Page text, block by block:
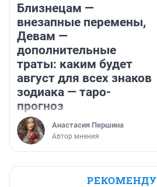
Близнецам —
внезапные перемены,
Девам —
дополнительные
траты: каким будет
август для всех знаков
зодиака — таро-
прогноз
Анастасия Першина
Автор мнения